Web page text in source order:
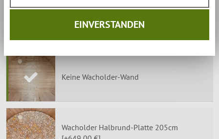
Das Wacholder-Aroma überrascht Sie mit einem tollen
Duft und veredelt Ihren Saunaraum!
Sondermaßanfertigungen sind möglich.
uns an!
Keine Wacholder-Wand
Wacholder Halbrund-Platte 205cm
EINVERSTANDEN